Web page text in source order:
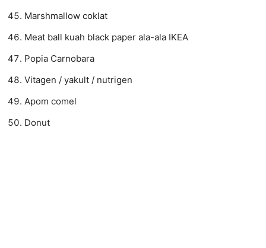
Marshmallow coklat
Meat ball kuah black paper ala-ala IKEA
Popia Carnobara
Vitagen / yakult / nutrigen
Apom comel
Donut